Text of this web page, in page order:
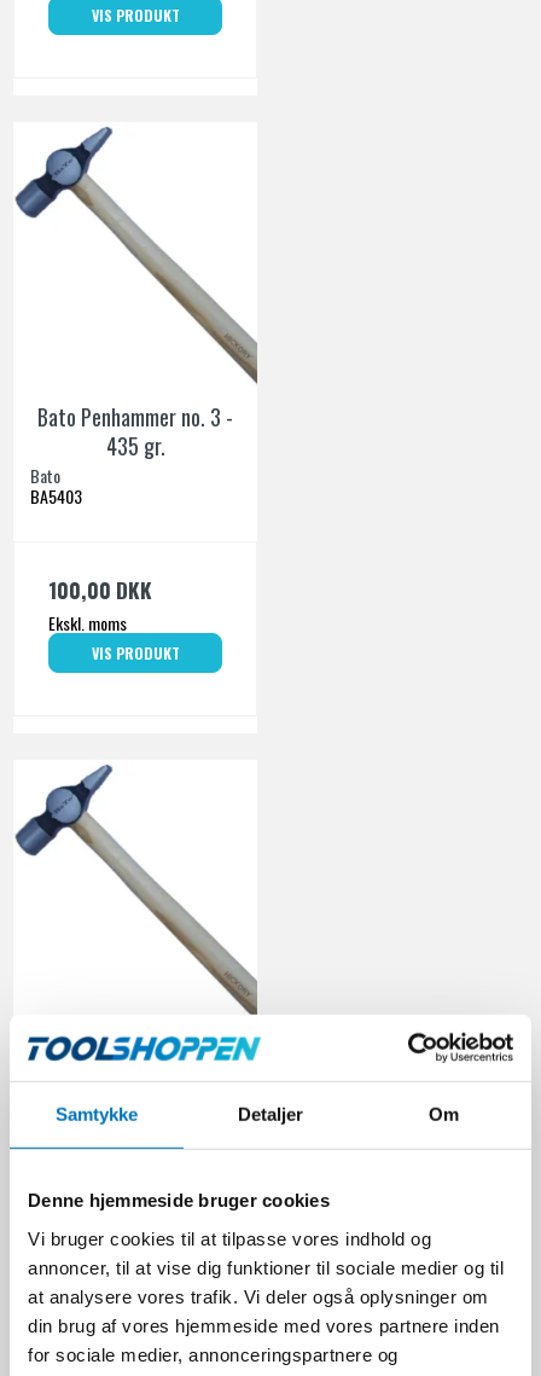
Samtykke Detaljer Om
Denne hjemmeside bruger cookies
Vi bruger cookies til at tilpasse vores indhold og
annoncer, til at vise dig funktioner til sociale medier og til
at analysere vores trafik. Vi deler også oplysninger om
din brug af vores hjemmeside med vores partnere inden
for sociale medier, annonceringspartnere og
VIS PRODUKT
Bato Penhammer no. 3 -
435 gr.
Bato
BA5403
100,00 DKK
Ekskl. moms
VIS PRODUKT
Bato Penhammer no. 4 -
540 gr.
Bato
106,00 DKK
Ekskl. moms
VIS PRODUKT